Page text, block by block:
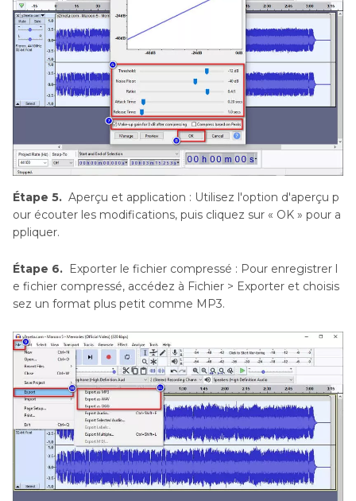
Étape 5. Aperçu et application : Utilisez l'option d'aperçu p
our écouter les modifications, puis cliquez sur « OK » pour a
ppliquer.
Étape 6. Exporter le fichier compressé : Pour enregistrer l
e fichier compressé, accédez à Fichier > Exporter et choisis
sez un format plus petit comme MP3.